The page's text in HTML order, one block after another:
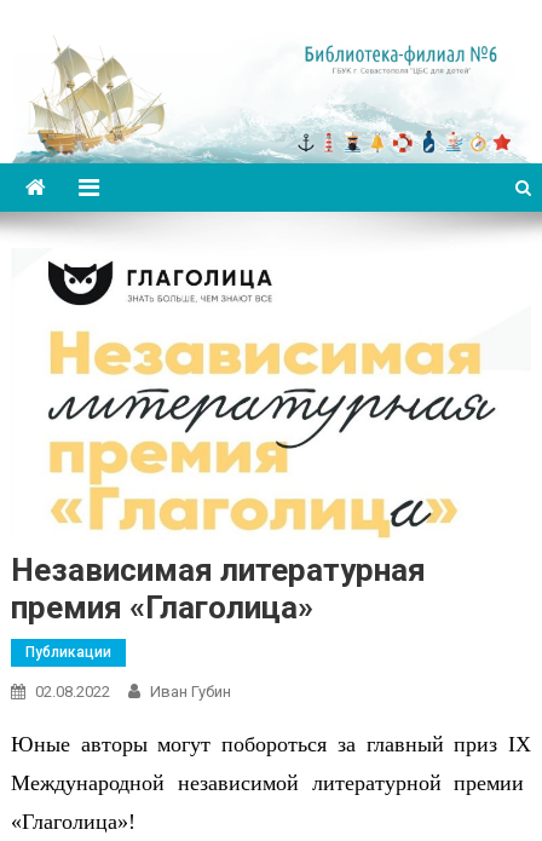
Библиотека-филиал №6 для
детей
Независимая литературная
премия «Глаголица»
Публикации
02.08.2022 Иван Губин
Юные авторы могут побороться за главный призIX
Международной независимой литературной премии
«Глаголица»!